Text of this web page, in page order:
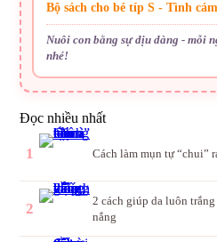
Bộ sách cho bé típ S - Tình
Nuôi con bằng sự dịu dàng - mỗi
nhé!
Đọc nhiều nhất
1 Cách làm mụn tự “chui”
2
2 cách giúp da luôn
nắng